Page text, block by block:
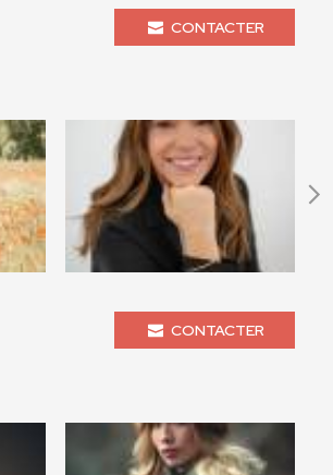
CONTACTER
CONTACTER